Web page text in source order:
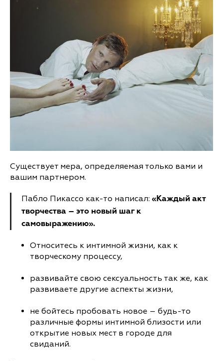
Существует мера, определяемая только вами и
вашим партнером.
Пабло Пикассо как-то написал: «Каждый акт
творчества – это новый шаг к
самовыражению».
Относитесь к интимной жизни, как к
творческому процессу,
развивайте свою сексуальность так же, как
развиваете другие аспекты жизни,
не бойтесь пробовать новое – будь-то
различные формы интимной близости или
открытие новых мест в городе для
свиданий.